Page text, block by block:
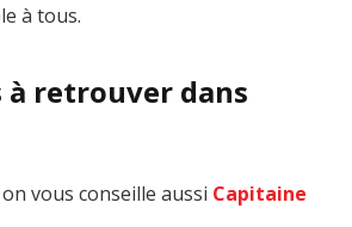
à tous.
à retrouver dans
vous conseille aussi Capitaine